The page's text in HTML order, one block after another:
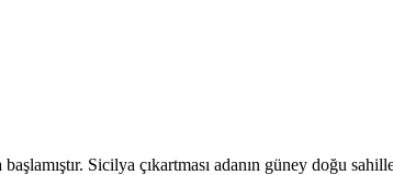
Sicilya çıkartması adanın güney doğu